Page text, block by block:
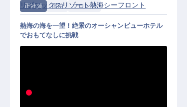
正社員 宿泊 フロント
リブマックスリゾート熱海シーフロント
熱海の海を一望！絶景のオーシャンビューホテル
でおもてなしに挑戦